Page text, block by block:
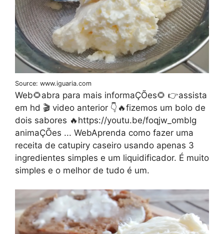
Source: www.iguaria.com
Web🌻abra para mais informaÇÕes🌻 👉assista
em hd 🎬 video anterior 👇🔥fizemos um bolo de
dois sabores 🔥https://youtu.be/foqjw_omblg
animaÇÕes ... WebAprenda como fazer uma
receita de catupiry caseiro usando apenas 3
ingredientes simples e um liquidificador. É muito
simples e o melhor de tudo é um.